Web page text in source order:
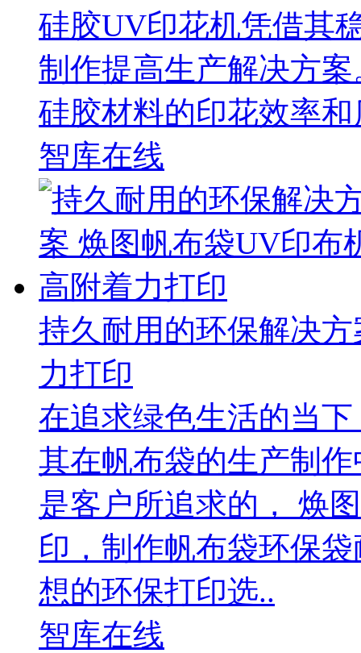
硅胶UV印花机凭借其
制作提高生产解决方
硅胶材料的印花效率
智库在线
持久耐用的环保解决
力打印
在追求绿色生活的当
其在帆布袋的生产制
是客户所追求的， 焕
印，制作帆布袋环保
想的环保打印选..
智库在线